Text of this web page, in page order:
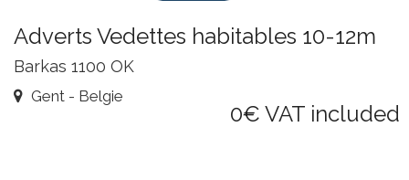
Adverts Vedettes habitables 10-12m
Barkas 1100 OK
Gent - Belgie
0€ VAT included